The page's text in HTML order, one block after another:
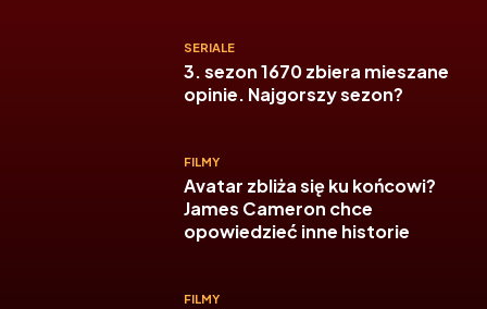
SERIALE
3. sezon 1670 zbiera mieszane
opinie. Najgorszy sezon?
FILMY
Avatar zbliża się ku końcowi?
James Cameron chce
opowiedzieć inne historie
FILMY